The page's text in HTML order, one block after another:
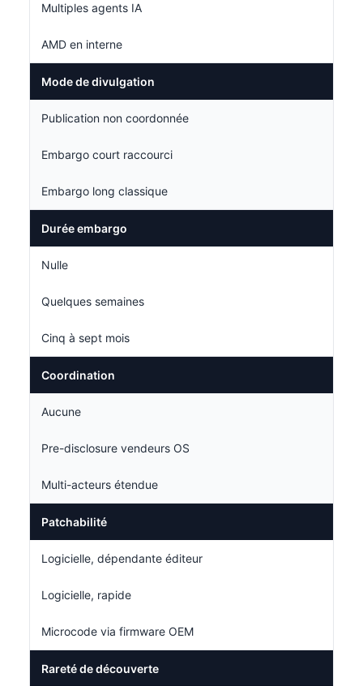
Multiples agents IA
AMD en interne
Mode de divulgation
Publication non coordonnée
Embargo court raccourci
Embargo long classique
Durée embargo
Nulle
Quelques semaines
Cinq à sept mois
Coordination
Aucune
Pre-disclosure vendeurs OS
Multi-acteurs étendue
Patchabilité
Logicielle, dépendante éditeur
Logicielle, rapide
Microcode via firmware OEM
Rareté de découverte